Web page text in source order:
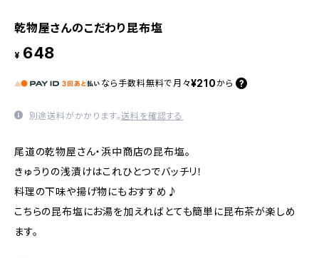
乾物屋さんのこだわり昆布塩
¥ 648
なら 手数料無料で 月々¥210 から
別途送料がかかります。送料を確認する
尾道の乾物屋さん・浜中商店の昆布塩。
きゅうりの浅漬けはこれひとつでバッチリ！
料理の下味や揚げ物にもおすすめ♪
こちらの昆布塩にお湯を加えればとても簡単に昆布茶が楽しめ
ます。